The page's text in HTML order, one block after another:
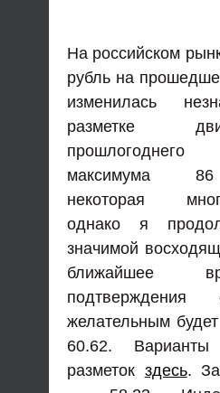
На российском
рубль на
изменилась
разметке
максимума
некоторая
однако я
значимой
ближайшее
подтверждения
желательным
60.62. Варианты
разметок здесь.